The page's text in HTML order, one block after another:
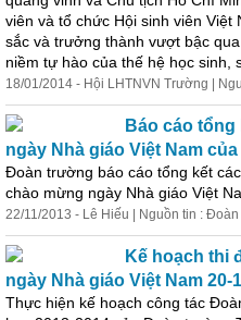
viên và tổ chức Hội sinh viên
sắc và trưởng thành vượt bậc
niềm tự hào của thế hệ học sinh,
18/01/2014 - Hội LHTNVN Trường |
Báo cáo
ngày Nhà giáo Việt Nam
Đoàn trường báo cáo tổng kết
chào mừng ngày Nhà giáo Việt
22/11/2013 - Lê Hiếu | Nguồn tin :
Kế hoạch thi
ngày Nhà giáo Việt Nam 20-
Thực hiện kế hoạch công tác